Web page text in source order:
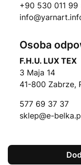
+90 530 011 99
Osoba
F.H.U. LUX TEX
3 Maja 14
41-800 Zabrze,
577 69 37 37
sklep@e-